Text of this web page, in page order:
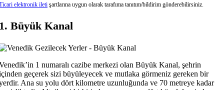
elektronik ileti şartlarına uygun olarak tarafıma tanıtım/bildirim gönderebilirsiniz.
Büyük Kanal
1 numaralı cazibe merkezi olan Büyük Kanal, şehrin
geçerek sizi büyüleyecek ve mutlaka görmeniz gereken bir
Ana su yolu dört kilometre uzunluğunda ve 70 metreye kadar